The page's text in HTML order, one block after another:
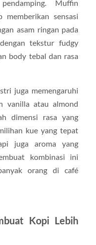
Muffin
sensasi
asam ringan pada
tekstur fudgy
body tebal dan rasa
juga memengaruhi
vanilla atau almond
dimensi rasa yang
kue yang tepat
juga aroma yang
kombinasi ini
orang di café
Kopi Lebih